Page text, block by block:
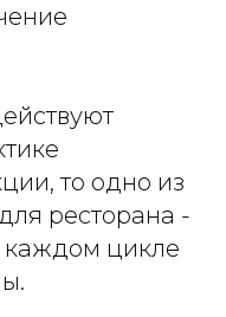
то одно из
ресторана -
каждом цикле